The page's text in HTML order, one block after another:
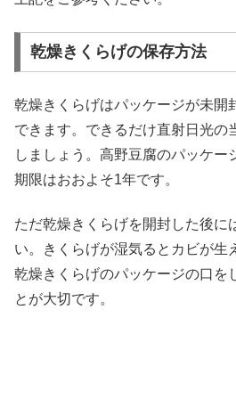
乾燥きくらげの保存方法
乾燥きくらげはパッケージが未開
できます。できるだけ直射日光の
しましょう。高野豆腐のパッケー
期限はおおよそ1年です。
ただ乾燥きくらげを開封した後に
い。きくらげが湿気るとカビが生
乾燥きくらげのパッケージの口を
とが大切です。